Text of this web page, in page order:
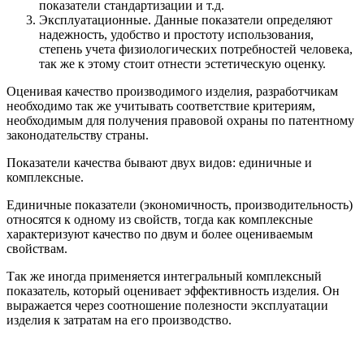
показатели стандартизации и т.д.
Эксплуатационные. Данные показатели определяют
надежность, удобство и простоту использования,
степень учета физиологических потребностей человека,
так же к этому стоит отнести эстетическую оценку.
Оценивая качество производимого изделия, разработчикам
необходимо так же учитывать соответствие критериям,
необходимым для получения правовой охраны по патентному
законодательству страны.
Показатели качества бывают двух видов: единичные и
комплексные.
Единичные показатели (экономичность, производительность)
относятся к одному из свойств, тогда как комплексные
характеризуют качество по двум и более оцениваемым
свойствам.
Так же иногда применяется интегральный комплексный
показатель, который оценивает эффективность изделия. Он
выражается через соотношение полезности эксплуатации
изделия к затратам на его производство.